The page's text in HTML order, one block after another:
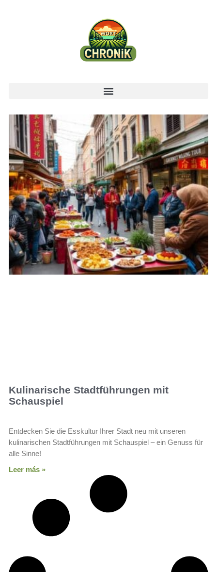
Kulinarische Stadtführungen mit
Schauspiel
Entdecken Sie die Esskultur Ihrer Stadt neu mit unseren
kulinarischen Stadtführungen mit Schauspiel – ein Genuss für
alle Sinne!
Leer más »